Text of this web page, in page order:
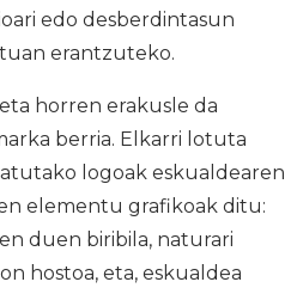
edo desberdintasun
erantzuteko.
horren erakusle da
berria. Elkarri lotuta
logoak eskualdearen
elementu grafikoak ditu:
duen biribila, naturari
hostoa, eta, eskualdea